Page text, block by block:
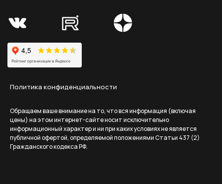
Политика конфиденциальности
Обращаем ваше внимание на то, что вся информация (включая
цены) на этом интернет-сайте носит исключительно
информационный характер и ни при каких условиях не является
публичной офертой, определяемой положениями Статьи 437 (2)
Гражданского кодекса РФ.